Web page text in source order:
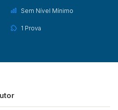
Sem Nível Mínimo
1 Prova